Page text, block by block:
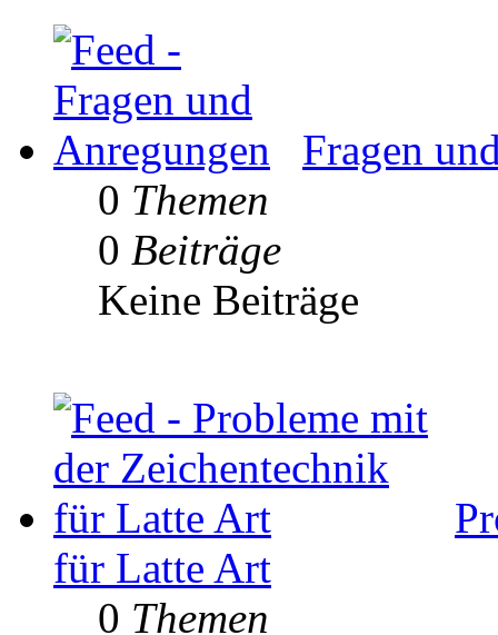
Fragen
0 Themen
0 Beiträge
Keine Beiträge
für Latte Art
0 Themen